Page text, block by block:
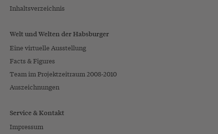
Inhaltsverzeichnis
Welt und Welten der Habsburger
Eine virtuelle Ausstellung
Facts & Figures
Team im Projektzeitraum 2008-2010
Auszeichnungen
Service & Kontakt
Impressum